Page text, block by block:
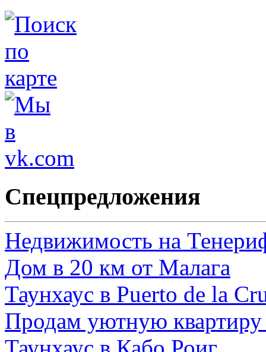
Спецпредложения
Недвижимость на
Дом в 20 км от Малага
Таунхаус в Puerto de la
Продам уютную